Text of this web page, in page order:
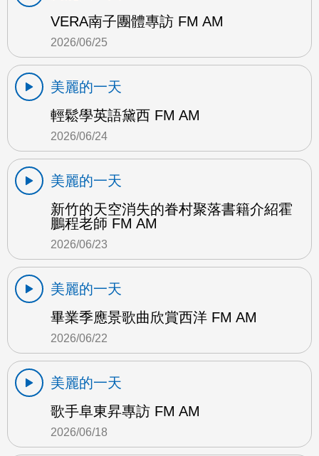
VERA南子團體專訪 FM AM
2026/06/25
美麗的一天
輕鬆學英語黛西 FM AM
2026/06/24
美麗的一天
新竹的天空消失的眷村聚落書籍介紹霍
鵬程老師 FM AM
2026/06/23
美麗的一天
畢業季應景歌曲欣賞西洋 FM AM
2026/06/22
美麗的一天
歌手阜東昇專訪 FM AM
2026/06/18